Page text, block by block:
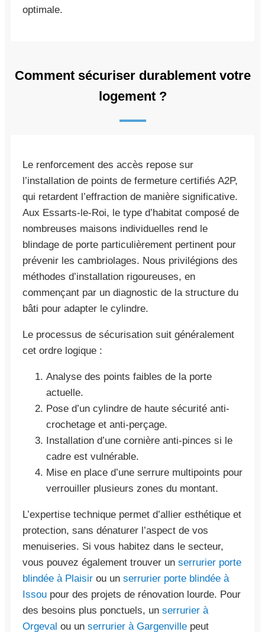
optimale.
Comment sécuriser durablement votre
logement ?
Le renforcement des accès repose sur
l’installation de points de fermeture certifiés A2P,
qui retardent l’effraction de manière significative.
Aux Essarts-le-Roi, le type d’habitat composé de
nombreuses maisons individuelles rend le
blindage de porte particulièrement pertinent pour
prévenir les cambriolages. Nous privilégions des
méthodes d’installation rigoureuses, en
commençant par un diagnostic de la structure du
bâti pour adapter le cylindre.
Le processus de sécurisation suit généralement
cet ordre logique :
Analyse des points faibles de la porte
actuelle.
Pose d’un cylindre de haute sécurité anti-
crochetage et anti-perçage.
Installation d’une cornière anti-pinces si le
cadre est vulnérable.
Mise en place d’une serrure multipoints pour
verrouiller plusieurs zones du montant.
L’expertise technique permet d’allier esthétique et
protection, sans dénaturer l’aspect de vos
menuiseries. Si vous habitez dans le secteur,
vous pouvez également trouver un serrurier porte
blindée à Plaisir ou un serrurier porte blindée à
Issou pour des projets de rénovation lourde. Pour
des besoins plus ponctuels, un serrurier à
Orgeval ou un serrurier à Gargenville peut